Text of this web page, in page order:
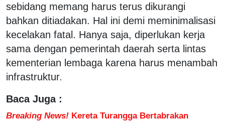
sebidang memang harus terus dikurangi
bahkan ditiadakan. Hal ini demi meminimalisasi
kecelakan fatal. Hanya saja, diperlukan kerja
sama dengan pemerintah daerah serta lintas
kementerian lembaga karena harus menambah
infrastruktur.
Baca Juga :
Breaking News! Kereta Turangga Bertabrakan